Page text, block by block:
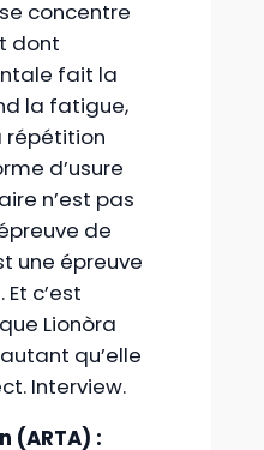
concentre
dont
fait la
la fatigue,
répétition
d’usure
n’est pas
de
une épreuve
c’est
Lionòra
qu’elle
Interview.
(ARTA) :